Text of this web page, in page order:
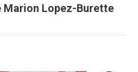
Marion Lopez-Burette